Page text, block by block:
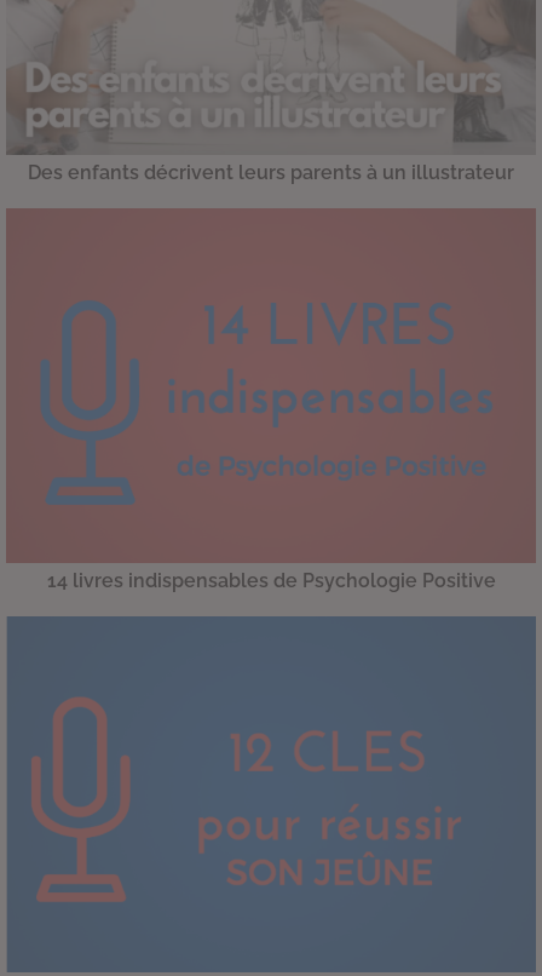
Des enfants décrivent leurs parents à un illustrateur
14 livres indispensables de Psychologie Positive